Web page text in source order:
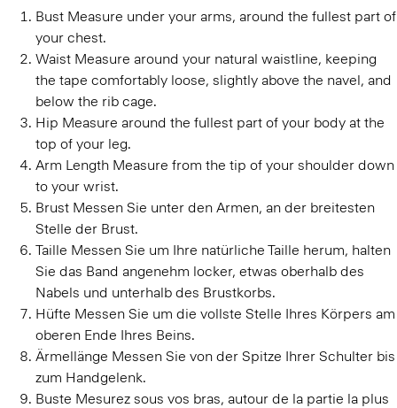
Bust Measure under your arms, around the fullest part of
your chest.
Waist Measure around your natural waistline, keeping
the tape comfortably loose, slightly above the navel, and
below the rib cage.
Hip Measure around the fullest part of your body at the
top of your leg.
Arm Length Measure from the tip of your shoulder down
to your wrist.
Brust Messen Sie unter den Armen, an der breitesten
Stelle der Brust.
Taille Messen Sie um Ihre natürliche Taille herum, halten
Sie das Band angenehm locker, etwas oberhalb des
Nabels und unterhalb des Brustkorbs.
Hüfte Messen Sie um die vollste Stelle Ihres Körpers am
oberen Ende Ihres Beins.
Ärmellänge Messen Sie von der Spitze Ihrer Schulter bis
zum Handgelenk.
Buste Mesurez sous vos bras, autour de la partie la plus